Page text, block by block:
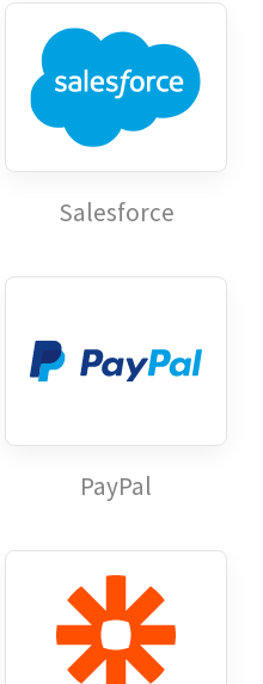
Salesforce
PayPal